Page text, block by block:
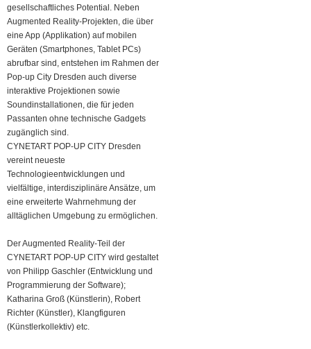
gesellschaftliches Potential. Neben
Augmented Reality-Projekten, die über
eine App (Applikation) auf mobilen
Geräten (Smartphones, Tablet PCs)
abrufbar sind, entstehen im Rahmen der
Pop-up City Dresden auch diverse
interaktive Projektionen sowie
Soundinstallationen, die für jeden
Passanten ohne technische Gadgets
zugänglich sind.
CYNETART POP-UP CITY Dresden
vereint neueste
Technologieentwicklungen und
vielfältige, interdisziplinäre Ansätze, um
eine erweiterte Wahrnehmung der
alltäglichen Umgebung zu ermöglichen.
Der Augmented Reality-Teil der
CYNETART POP-UP CITY wird gestaltet
von Philipp Gaschler (Entwicklung und
Programmierung der Software);
Katharina Groß (Künstlerin), Robert
Richter (Künstler), Klangfiguren
(Künstlerkollektiv) etc.